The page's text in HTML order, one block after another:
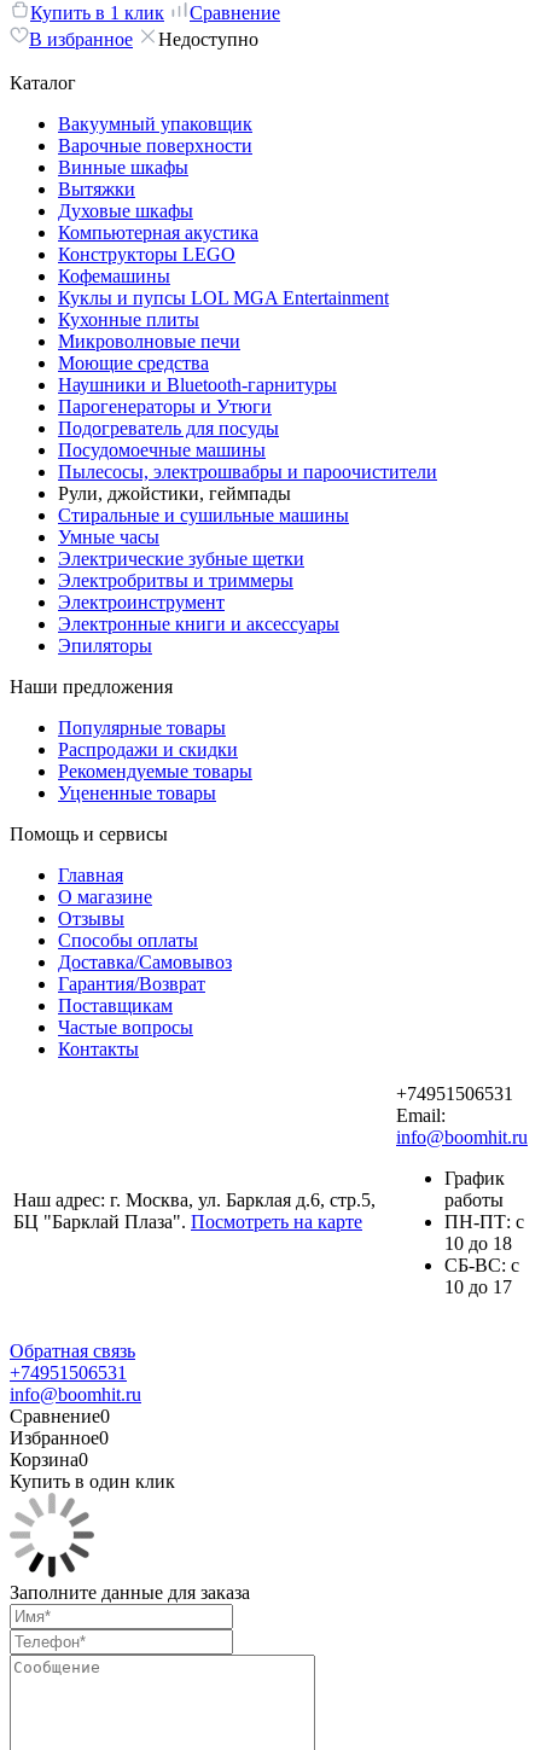
Купить в 1 клик
Сравнение
В избранное
Недоступно
Каталог
Вакуумный упаковщик
Варочные поверхности
Винные шкафы
Вытяжки
Духовые шкафы
Компьютерная акустика
Конструкторы LEGO
Кофемашины
Куклы и пупсы LOL MGA Entertainment
Кухонные плиты
Микроволновые печи
Моющие средства
Наушники и Bluetooth-гарнитуры
Парогенераторы и Утюги
Подогреватель для посуды
Посудомоечные машины
Пылесосы, электрошвабры и пароочистители
Рули, джойстики, геймпады
Стиральные и сушильные машины
Умные часы
Электрические зубные щетки
Электробритвы и триммеры
Электроинструмент
Электронные книги и аксессуары
Эпиляторы
Наши предложения
Популярные товары
Распродажи и скидки
Рекомендуемые товары
Уцененные товары
Помощь и сервисы
Главная
О магазине
Отзывы
Способы оплаты
Доставка/Самовывоз
Гарантия/Возврат
Поставщикам
Частые вопросы
Контакты
Наш адрес: г. Москва, ул. Барклая д.6, стр.5,
БЦ "Барклай Плаза". Посмотреть на карте
+74951506531
Email:
info@boomhit.ru
График
работы
ПH-ПТ: с
10 до 18
СБ-ВС: с
10 до 17
Обратная связь
+74951506531
info@boomhit.ru
Сравнение0
Избранное0
Корзина0
Купить в один клик
Заполните данные для заказа